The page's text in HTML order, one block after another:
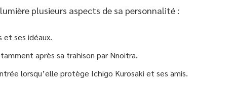
plusieurs aspects de sa personnalité :
et ses idéaux.
après sa trahison par Nnoitra.
lorsqu’elle protège Ichigo Kurosaki et ses amis.